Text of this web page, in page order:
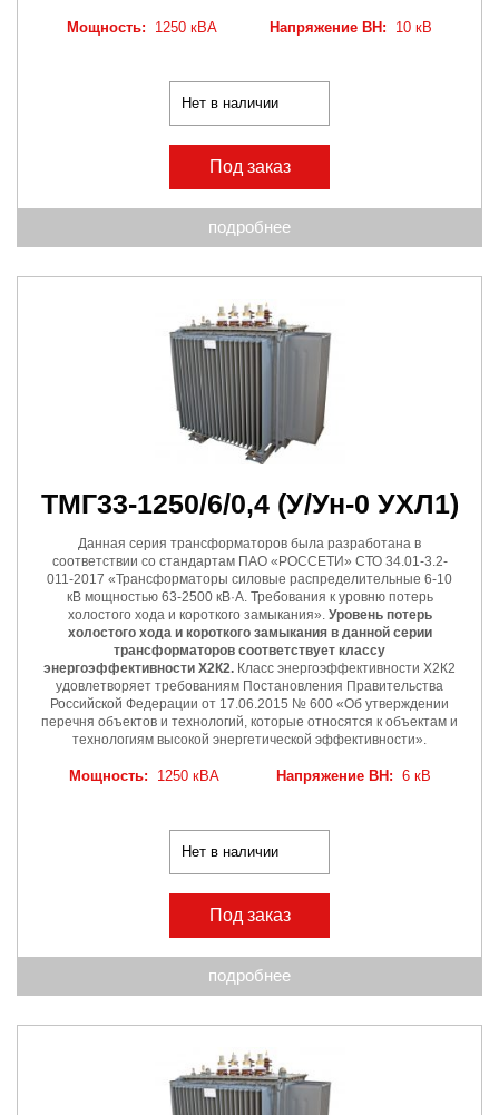
Мощность: 1250 кВА Напряжение ВН: 10 кВ
Нет в наличии
Под заказ
подробнее
ТМГ33-1250/6/0,4 (У/Ун-0 УХЛ1)
Данная серия трансформаторов была разработана в
соответствии со стандартам ПАО «РОССЕТИ» СТО 34.01-3.2-
011-2017 «Трансформаторы силовые распределительные 6-10
кВ мощностью 63-2500 кВ·А. Требования к уровню потерь
холостого хода и короткого замыкания». Уровень потерь
холостого хода и короткого замыкания в данной серии
трансформаторов соответствует классу
энергоэффективности Х2К2. Класс энергоэффективности Х2К2
удовлетворяет требованиям Постановления Правительства
Российской Федерации от 17.06.2015 № 600 «Об утверждении
перечня объектов и технологий, которые относятся к объектам и
технологиям высокой энергетической эффективности».
Мощность: 1250 кВА Напряжение ВН: 6 кВ
Нет в наличии
Под заказ
подробнее